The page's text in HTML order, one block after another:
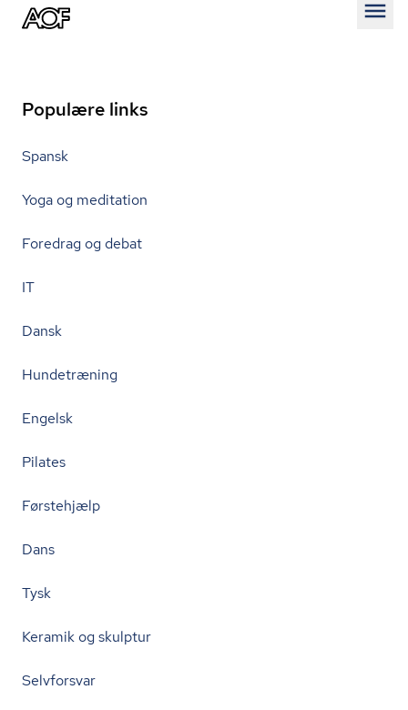
Populære links
Spansk
Yoga og meditation
Foredrag og debat
IT
Dansk
Hundetræning
Engelsk
Pilates
Førstehjælp
Dans
Tysk
Keramik og skulptur
Selvforsvar